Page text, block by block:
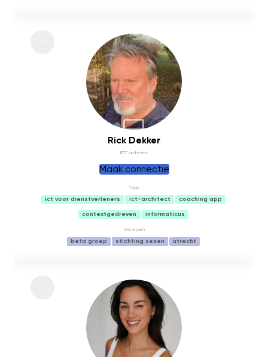
BACKUP
Rick Dekker
ICT architect
Maak connectie
Tags
ict voor dienstverleners ict-architect
coaching app
contextgedreven
informaticus
Groepen
beta groep stichting sezen utrecht